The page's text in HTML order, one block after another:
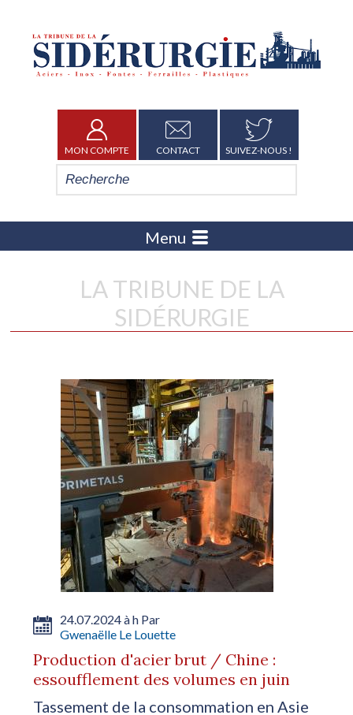
MON COMPTE CONTACT SUIVEZ-NOUS !
Menu
LA TRIBUNE DE LA
SIDÉRURGIE
24.07.2024 à h Par
Gwenaëlle Le Louette
Production d'acier brut / Chine :
essoufflement des volumes en juin
Tassement de la consommation en Asie